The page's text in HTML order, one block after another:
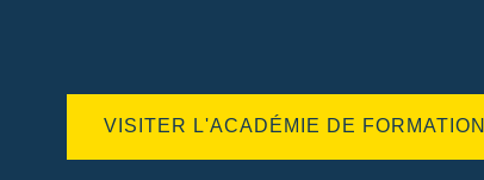
VISITER L'ACADÉMIE DE FORMATION